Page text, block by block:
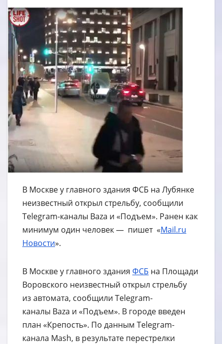
В Москве у главного здания ФСБ на Лубянке
неизвестный открыл стрельбу, сообщили
Telegram-каналы Baza и «Подъем». Ранен как
минимум один человек — пишет «Mail.ru
Новости».
В Москве у главного здания ФСБ на Площади
Воровского неизвестный открыл стрельбу
из автомата, сообщили Telegram-
каналы Baza и «Подъем». В городе введен
план «Крепость». По данным Telegram-
канала Mash, в результате перестрелки